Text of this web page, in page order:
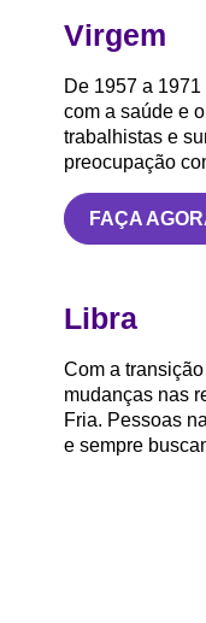
Virgem
De 1957 a
com a saúde e
trabalhistas e
preocupação
FAÇA
Libra
Com a
mudanças nas
Fria. Pessoas
e sempre